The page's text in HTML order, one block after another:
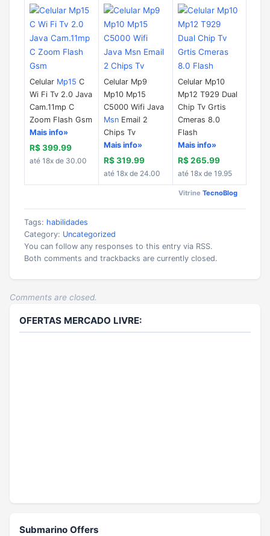
Celular Mp15 C
Wi Fi Tv 2.0 Java
Cam.11mp C
Zoom Flash Gsm
Mais info»
R$ 399.99
até 18x de 30.00
Celular Mp9
Mp10 Mp15
C5000 Wifi Java
Msn Email 2
Chips Tv
Mais info»
R$ 319.99
até 18x de 24.00
Celular Mp10
Mp12 T929 Dual
Chip Tv Grtis
Cmeras 8.0
Flash
Mais info»
R$ 265.99
até 18x de 19.95
Vitrine TecnoBlog
Tags: habilidades
Category: Uncategorized
You can follow any responses to this entry via RSS.
Both comments and trackbacks are currently closed.
Comments are closed.
OFERTAS MERCADO LIVRE:
Submarino Offers